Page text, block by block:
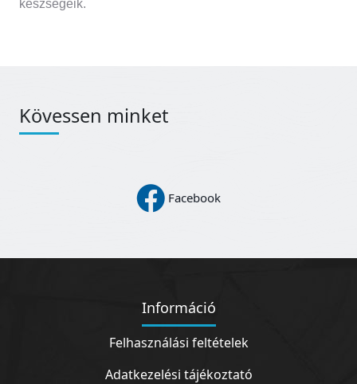
készségeik.
Kövessen minket
Facebook
Információ
Felhasználási feltételek
Adatkezelési tájékoztató